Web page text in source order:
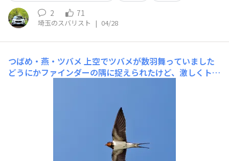
2 71
埼玉のスバリスト | 04/28
つばめ・燕・ツバメ 上空でツバメが数羽舞っていました
どうにかファインダーの隅に捉えられたけど、激しくトリ
ぇ〜と思っていたら一羽だけ停まってた（水浴び後？）こ
れは遠かったなぁ不思議な木を発見❣️白い花のようなもの